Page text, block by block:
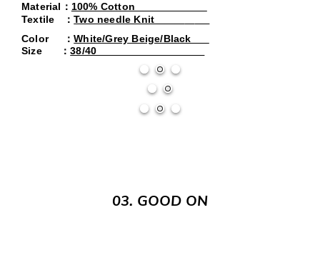
Material ： 100% Cotton
Textile
：Two needle Knit
Color
：White/Grey Beige/Black
Size
：38/40
03. GOOD ON